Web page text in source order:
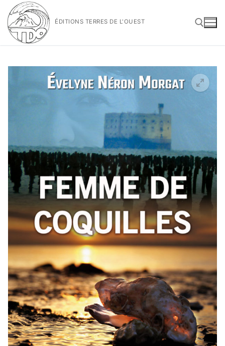
Aller
au
contenu
ÉDITIONS TERRES DE L'OUEST
Rechercher :